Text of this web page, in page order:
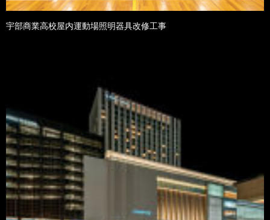
宇部商業高校屋内運動場照明器具改修工事